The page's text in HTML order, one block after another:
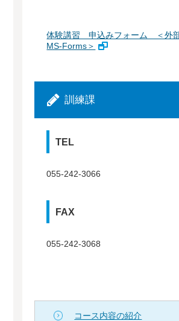
体験講習 申込みフォーム ＜外部
MS-Forms＞
訓練課
TEL
055-242-3066
FAX
055-242-3068
コース内容の紹介